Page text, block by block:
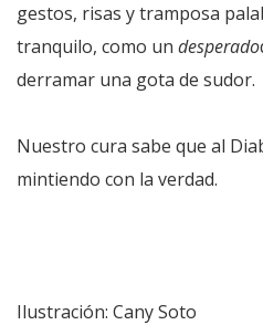
gestos, risas y tramposa
tranquilo, como un desperado
derramar una gota de sudor.
Nuestro cura sabe que al
mintiendo con la verdad.
Ilustración: Cany Soto